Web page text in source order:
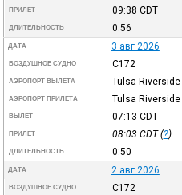
ПРИЛЕТ 09:38 CDT
ДЛИТЕЛЬНОСТЬ 0:56
ДАТА 3 авг 2026
ВОЗДУШНОЕ СУДНО C172
АЭРОПОРТ ВЫЛЕТА Tulsa Riverside
АЭРОПОРТ ПРИЛЕТА Tulsa Riverside
ВЫЛЕТ 07:13 CDT
ПРИЛЕТ 08:03 CDT(?)
ДЛИТЕЛЬНОСТЬ 0:50
ДАТА 2 авг 2026
ВОЗДУШНОЕ СУДНО C172